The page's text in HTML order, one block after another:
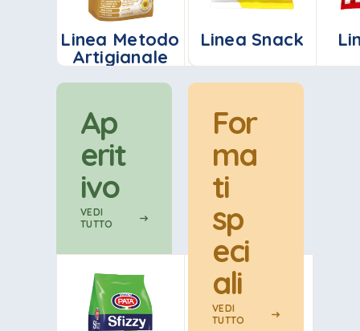
Linea Metodo
Artigianale
Linea
Linea Snack
Ap
erit
ivo
VEDI
TUTTO
For
ma
ti
sp
eci
ali
VEDI
TUTTO